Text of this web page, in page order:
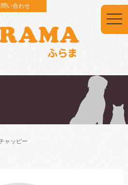
問い合わせ
ャッピー